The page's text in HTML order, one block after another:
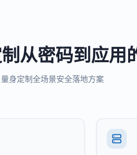
从密码到应用
身定制全场景安全落地方案